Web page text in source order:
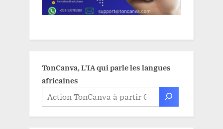
TonCanva, L'IA qui parle les langues
africaines